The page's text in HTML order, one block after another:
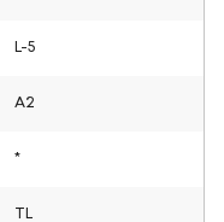
L-5
A2
*